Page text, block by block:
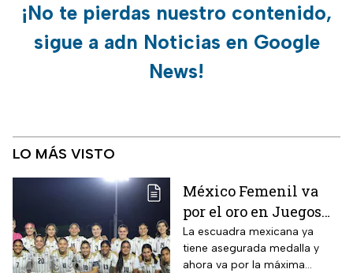
¡No te pierdas nuestro contenido,
sigue a adn Noticias en Google
News!
LO MÁS VISTO
México Femenil va
por el oro en Juegos
Centroamericanos; ya
conoce a su rival
La escuadra mexicana ya
tiene asegurada medalla y
ahora va por la máxima